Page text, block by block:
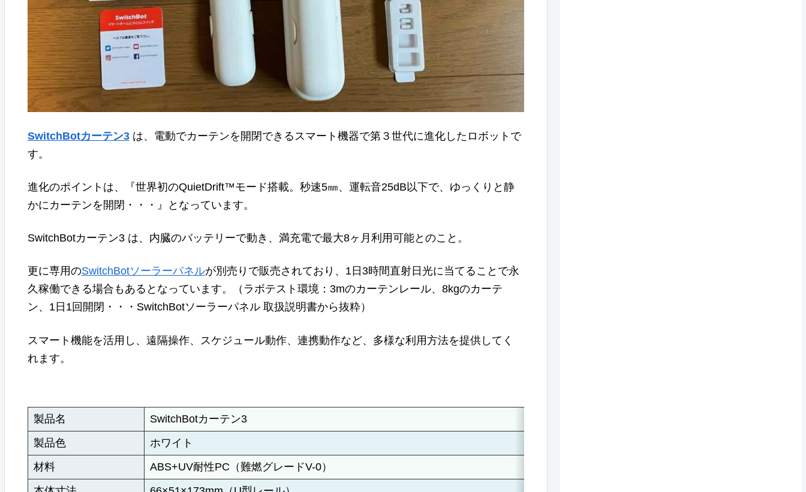
SwitchBotカーテン3は、電動でカーテンを開閉できるスマート機器で第３世代に進化したロボットで
す。
進化のポイントは、『世界初のQuietDrift™モード搭載。秒速5㎜、運転音25dB以下で、ゆっくりと静
かにカーテンを開閉・・・』となっています。
SwitchBotカーテン3 は、内臓のバッテリーで動き、満充電で最大8ヶ月利用可能とのこと。
更に専用のSwitchBotソーラーパネルが別売りで販売されており、1日3時間直射日光に当てることで永
久稼働できる場合もあるとなっています。（ラボテスト環境：3mのカーテンレール、8kgのカーテ
ン、1日1回開閉・・・SwitchBotソーラーパネル 取扱説明書から抜粋）
スマート機能を活用し、遠隔操作、スケジュール動作、連携動作など、多様な利用方法を提供してく
れます。
製品名
SwitchBotカーテン3
製品色
ホワイト
材料
ABS+UV耐性PC（難燃グレードV-0）